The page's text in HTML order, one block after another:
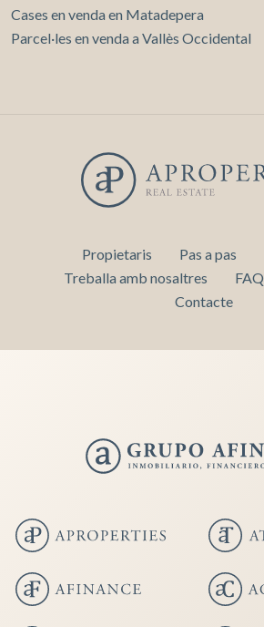
Cases en venda en Matadepera
Parcel·les en venda a Vallès Occidental
Propietaris Pas a pas
Treballa amb nosaltres
FAQ
Contacte